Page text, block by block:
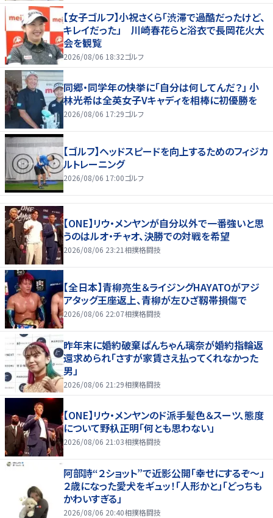
【女子ゴルフ】小祝さくら「渋滞で過酷だったけど、
キレイだった」 川崎春花らと浴衣で長岡花火大
会を観覧
2026/08/06 18:32ゴルフ
同郷・同学年の快挙に「自分は何してんだ？」 小
林光希は全英女子Vキャディを相棒に初優勝を
2026/08/06 17:29ゴルフ
【ゴルフ】ヘッドスピードを向上するためのフィジカ
ルトレーニング
2026/08/06 17:00ゴルフ
【ONE】リウ・メンヤンが自分以外で一番強いと思
うのはルオ・チャオ、決勝での対戦を希望
2026/08/06 23:21 相撲格闘技
【全日本】青柳亮生＆ライジングHAYATOがアジ
アタッグ王座返上、青柳が左ひざ靱帯損傷で
2026/08/06 22:07相撲格闘技
昨年末に婚約破棄ぱんちゃん璃奈が婚約指輪返
還求められ「さすが家賃さえ払ってくれなかった
男」
2026/08/06 21:29相撲格闘技
【ONE】リウ・メンヤンのド派手髪色＆スーツ、態度
について野杁正明「何とも思わない」
2026/08/06 21:03相撲格闘技
阿部詩“２ショット”で近影公開「幸せにするぞ〜」
２歳になった愛犬をギュッ！「人形かと」「どっちも
かわいすぎる」
2026/08/06 20:40相撲格闘技